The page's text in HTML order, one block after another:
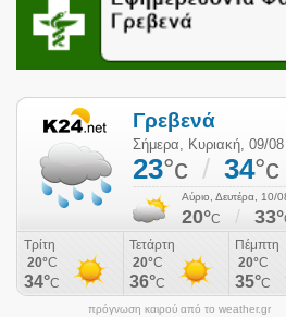
πρόγνωση καιρού από το weather.gr